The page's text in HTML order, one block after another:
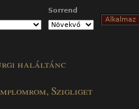
navigationSorrend
haláltánc
Szigliget